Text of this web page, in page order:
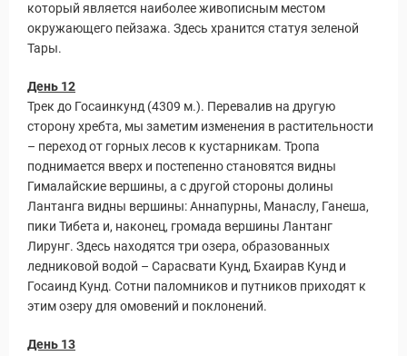
который является наиболее живописным местом
окружающего пейзажа. Здесь хранится статуя зеленой
Тары.
День 12
Трек до Госаинкунд (4309 м.). Перевалив на другую
сторону хребта, мы заметим изменения в растительности
– переход от горных лесов к кустарникам. Тропа
поднимается вверх и постепенно становятся видны
Гималайские вершины, а с другой стороны долины
Лантанга видны вершины: Аннапурны, Манаслу, Ганеша,
пики Тибета и, наконец, громада вершины Лантанг
Лирунг. Здесь находятся три озера, образованных
ледниковой водой – Сарасвати Кунд, Бхаирав Кунд и
Госаинд Кунд. Сотни паломников и путников приходят к
этим озеру для омовений и поклонений.
День 13